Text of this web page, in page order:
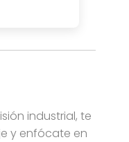
industrial, te
y enfócate en